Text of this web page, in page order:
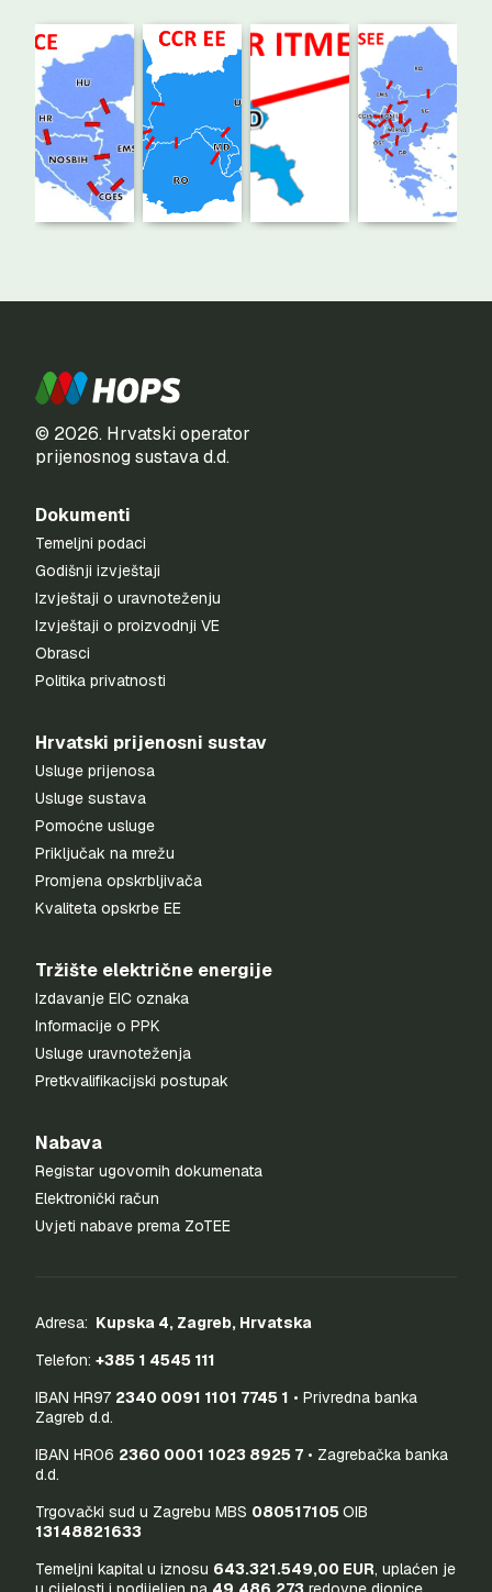
© 2026. Hrvatski operator
prijenosnog sustava d.d.
Dokumenti
Temeljni podaci
Godišnji izvještaji
Izvještaji o uravnoteženju
Izvještaji o proizvodnji VE
Obrasci
Politika privatnosti
Hrvatski prijenosni sustav
Usluge prijenosa
Usluge sustava
Pomoćne usluge
Priključak na mrežu
Promjena opskrbljivača
Kvaliteta opskrbe EE
Tržište električne energije
Izdavanje EIC oznaka
Informacije o PPK
Usluge uravnoteženja
Pretkvalifikacijski postupak
Nabava
Registar ugovornih dokumenata
Elektronički račun
Uvjeti nabave prema ZoTEE
Adresa: Kupska 4, Zagreb, Hrvatska
Telefon: +385 1 4545 111
IBAN HR97 2340 0091 1101 7745 1 • Privredna banka
Zagreb d.d.
IBAN HR06 2360 0001 1023 8925 7 • Zagrebačka banka
d.d.
Trgovački sud u Zagrebu MBS 080517105OIB
13148821633
Temeljni kapital u iznosu 643.321.549,00 EUR, uplaćen je